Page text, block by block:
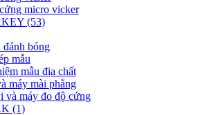
micro vicker
(53)
bóng
mẫu
mẫu địa chất
máy mài phẳng
và máy đo độ cứng
(1)